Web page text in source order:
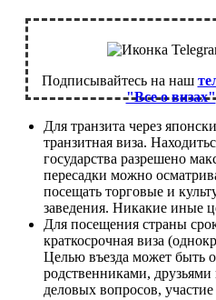
Подписывайтесь на наш
"Все о визах"
Для транзита через
транзитная виза.
государства разрешено
пересадки можно
посещать торговые и
заведения. Никакие иные
Для посещения страны
краткосрочная виза
Целью въезда может быть
родственниками,
деловых вопросов,